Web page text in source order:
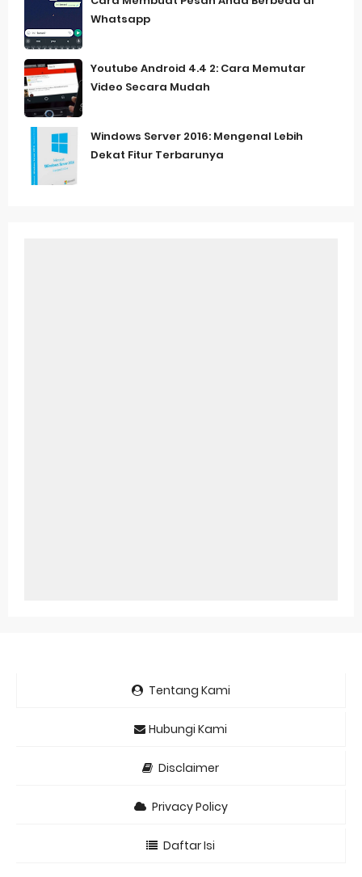
Whatsapp
Youtube Android 4.4 2: Cara Memutar
Video Secara Mudah
Windows Server 2016: Mengenal Lebih
Dekat Fitur Terbarunya
Tentang Kami
Hubungi Kami
Disclaimer
Privacy Policy
Daftar Isi